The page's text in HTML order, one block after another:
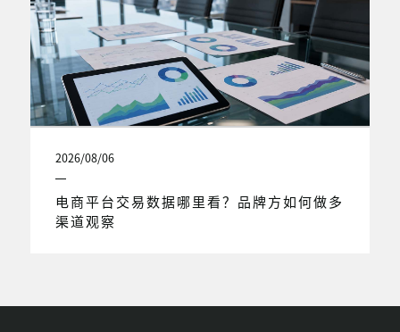
2026/08/06
电商平台交易数据哪里看？品牌方如何做多
渠道观察